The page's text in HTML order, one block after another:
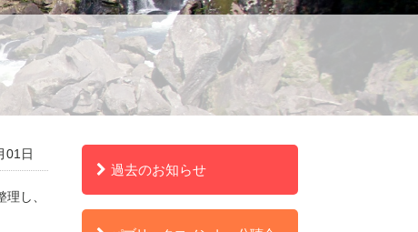
01日
し、
過去のお知らせ